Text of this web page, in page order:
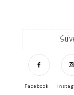
Facebook